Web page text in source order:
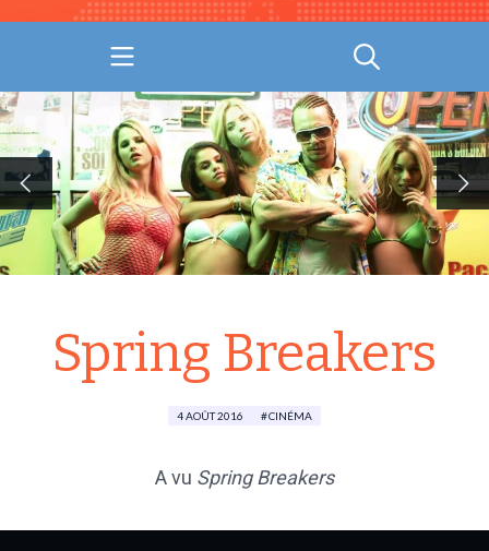
Spring Breakers
4 AOÛT 2016 CINÉMA
A vu Spring Breakers